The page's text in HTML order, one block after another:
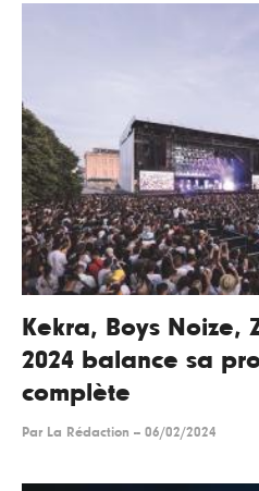
Kekra, Boys Noize,
2024 balance sa
complète
Par La Rédaction -- 06/02/2024